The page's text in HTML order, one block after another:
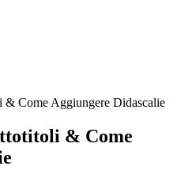
Come Aggiungere Didascalie
& Come